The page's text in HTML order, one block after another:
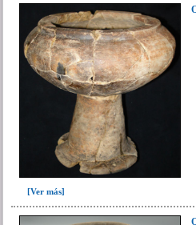
[Ver más]